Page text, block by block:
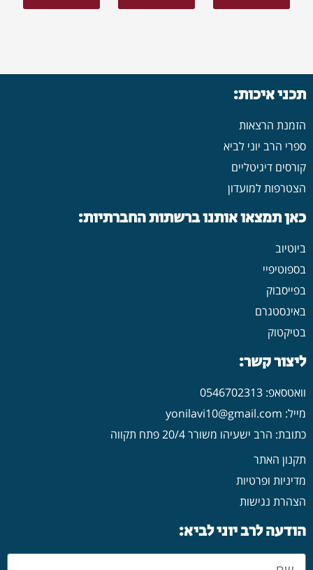
תכני איכות:
הזמנת הרצאות
ספרי הרב יוני לביא
קורסים דיגיטליים
הצטרפות למועדון
כאן תמצאו אותנו ברשתות החברתיות:
ביוטיוב
בספוטיפיי
בפייסבוק
באינסטגרם
בטיקטוק
ליצור קשר:
וואטסאפ: 0546702313
מייל: yonilavi10@gmail.com
כתובת: הרב ישעיהו משורר 20/4 פתח תקווה
תקנון האתר
מדיניות ופרטיות
הצהרת נגישות
הודעה לרב יוני לביא: